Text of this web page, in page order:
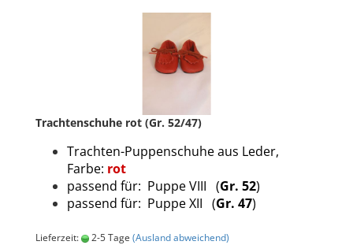
Trachtenschuhe rot (Gr. 52/47)
Trachten-Puppenschuhe aus Leder,
Farbe: rot
passend für: Puppe VIII (Gr. 52)
passend für: Puppe XII (Gr. 47)
Lieferzeit: 2-5 Tage (Ausland abweichend)